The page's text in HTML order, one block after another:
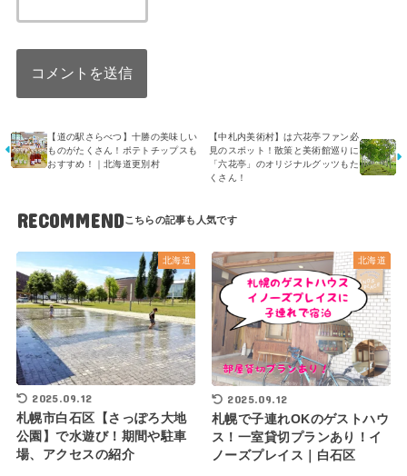
【道の駅さらべつ】十勝の美味しい
ものがたくさん！ポテトチップスも
おすすめ！｜北海道更別村
【中札内美術村】は六花亭ファン必
見のスポット！散策と美術館巡りに
「六花亭」のオリジナルグッツもた
くさん！
RECOMMEND
北海道
2025.09.12
札幌市白石区【さっぽろ大地
公園】で水遊び！期間や駐車
場、アクセスの紹介
北海道
2025.09.12
札幌で子連れOKのゲストハウ
ス！一室貸切プランあり！イ
ノーズプレイス｜白石区